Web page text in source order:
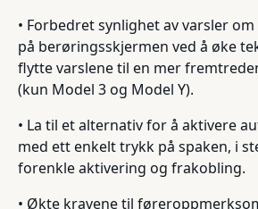
• Forbedret synlighet av varsler
på berøringsskjermen ved å øke
flytte varslene til en mer
(kun Model 3 og Model Y).
• La til et alternativ for å aktivere
med ett enkelt trykk på spaken, i
forenkle aktivering og frakobling.
• Økte kravene til